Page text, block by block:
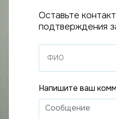
Оставьте
подтверждения
Напишите ваш